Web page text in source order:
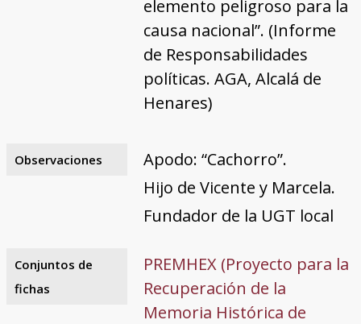
elemento peligroso para la
causa nacional”. (Informe
de Responsabilidades
políticas. AGA, Alcalá de
Henares)
Observaciones
Apodo: “Cachorro”.
Hijo de Vicente y Marcela.
Fundador de la UGT local
Conjuntos de
fichas
PREMHEX (Proyecto para la
Recuperación de la
Memoria Histórica de